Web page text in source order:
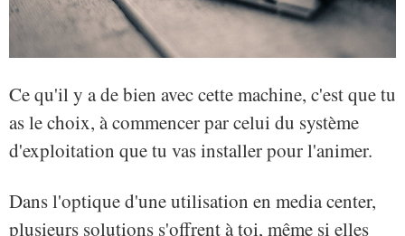
Ce qu'il y a de bien avec cette machine, c'est que tu
as le choix, à commencer par celui du système
d'exploitation que tu vas installer pour l'animer.
Dans l'optique d'une utilisation en media center,
plusieurs solutions s'offrent à toi, même si elles